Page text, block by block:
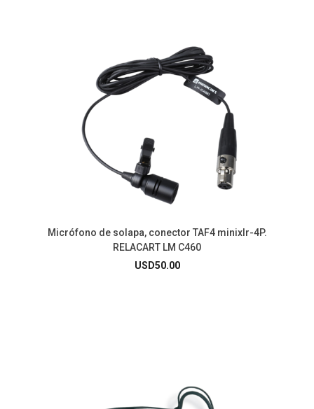
Micrófono de solapa, conector TAF4 minixlr-4P.
RELACART LM C460
USD50.00